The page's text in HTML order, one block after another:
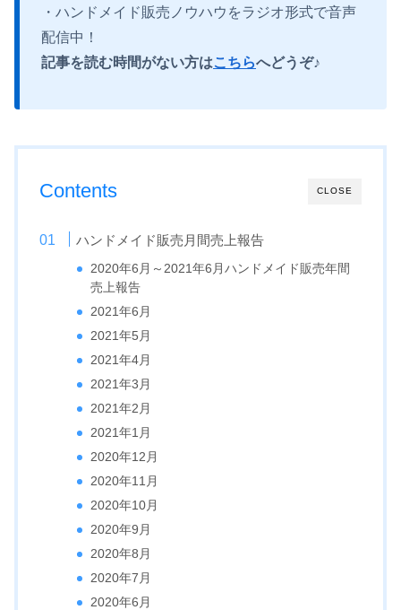
・ハンドメイド販売ノウハウをラジオ形式で音声
配信中！
記事を読む時間がない方はこちらへどうぞ♪
CLOSE
Contents
ハンドメイド販売月間売上報告
2020年6月～2021年6月ハンドメイド販売年間
売上報告
2021年6月
2021年5月
2021年4月
2021年3月
2021年2月
2021年1月
2020年12月
2020年11月
2020年10月
2020年9月
2020年8月
2020年7月
2020年6月